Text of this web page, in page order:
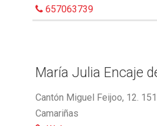
657063739
María Julia Encaje
Cantón Miguel Feijoo, 12.
Camariñas